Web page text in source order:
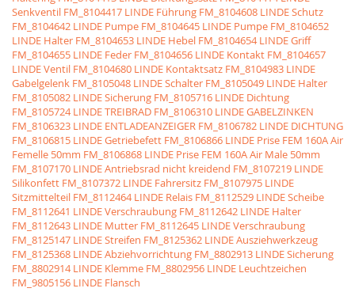
Senkventil FM_8104417 LINDE Führung FM_8104608 LINDE Schutz
FM_8104642 LINDE Pumpe FM_8104645 LINDE Pumpe FM_8104652
LINDE Halter FM_8104653 LINDE Hebel FM_8104654 LINDE Griff
FM_8104655 LINDE Feder FM_8104656 LINDE Kontakt FM_8104657
LINDE Ventil FM_8104680 LINDE Kontaktsatz FM_8104983 LINDE
Gabelgelenk FM_8105048 LINDE Schalter FM_8105049 LINDE Halter
FM_8105082 LINDE Sicherung FM_8105716 LINDE Dichtung
FM_8105724 LINDE TREIBRAD FM_8106310 LINDE GABELZINKEN
FM_8106323 LINDE ENTLADEANZEIGER FM_8106782 LINDE DICHTUNG
FM_8106815 LINDE Getriebefett FM_8106866 LINDE Prise FEM 160A Air
Femelle 50mm FM_8106868 LINDE Prise FEM 160A Air Male 50mm
FM_8107170 LINDE Antriebsrad nicht kreidend FM_8107219 LINDE
Silikonfett FM_8107372 LINDE Fahrersitz FM_8107975 LINDE
Sitzmittelteil FM_8112464 LINDE Relais FM_8112529 LINDE Scheibe
FM_8112641 LINDE Verschraubung FM_8112642 LINDE Halter
FM_8112643 LINDE Mutter FM_8112645 LINDE Verschraubung
FM_8125147 LINDE Streifen FM_8125362 LINDE Ausziehwerkzeug
FM_8125368 LINDE Abziehvorrichtung FM_8802913 LINDE Sicherung
FM_8802914 LINDE Klemme FM_8802956 LINDE Leuchtzeichen
FM_9805156 LINDE Flansch